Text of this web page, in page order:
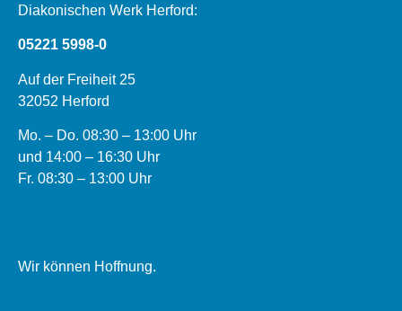
Diakonischen Werk Herford:
05221 5998-0
Auf der Freiheit 25
32052 Herford
Mo. – Do. 08:30 – 13:00 Uhr
und 14:00 – 16:30 Uhr
Fr. 08:30 – 13:00 Uhr
Wir können Hoffnung.